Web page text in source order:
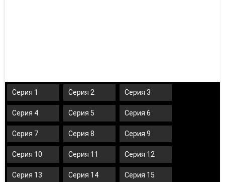
Серия 1 Серия 2 Серия 3
Серия 4 Серия 5 Серия 6
Серия 7 Серия 8 Серия 9
Серия 10 Серия 11 Серия 12
Серия 13 Серия 14 Серия 15